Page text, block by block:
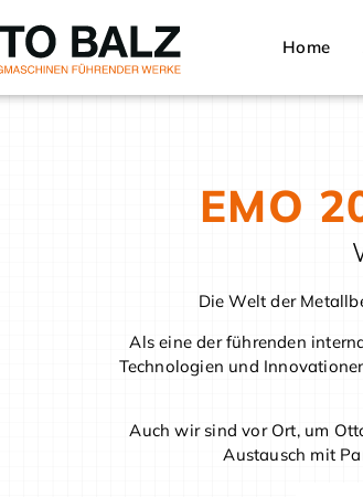
Home
EMO
Die Welt der
Als eine der führenden
Technologien und
Auch wir sind vor Ort, um
Austausch mit